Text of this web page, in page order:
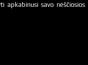
apkabinusi savo nėščiosios